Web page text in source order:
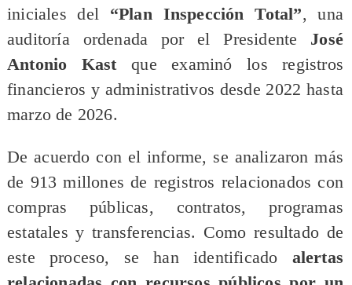
iniciales del “Plan Inspección Total”, una
auditoría ordenada por el Presidente José
Antonio Kast que examinó los registros
financieros y administrativos desde 2022 hasta
marzo de 2026.
De acuerdo con el informe, se analizaron más
de 913 millones de registros relacionados con
compras públicas, contratos, programas
estatales y transferencias. Como resultado de
este proceso, se han identificado alertas